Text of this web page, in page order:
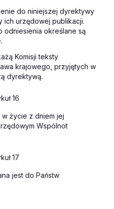
do niniejszej dyrektywy
ich urzędowej publikacji.
określane są
Komisji teksty
krajowego, przyjętych w
dyrektywą.
16
życie z dniem jej
Wspólnot
17
jest do Państw